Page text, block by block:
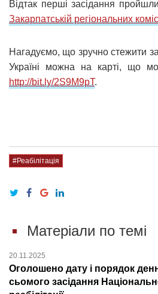
Відтак перші засідання пройшли
Закарпатській регіональних
Нагадуємо, що зручно стежити
Україні можна на карті, що
http://bit.ly/2S9M9pT.
#Реабілітація
Матеріали по темі
20.11.2025
Оголошено дату і порядок
сьомого засідання